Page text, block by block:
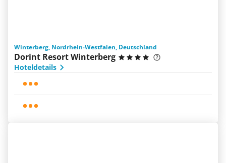
Winterberg, Nordrhein-Westfalen, Deutschland
Dorint Resort Winterberg
Hoteldetails